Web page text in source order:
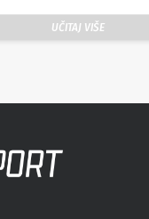
UČITAJ VIŠE